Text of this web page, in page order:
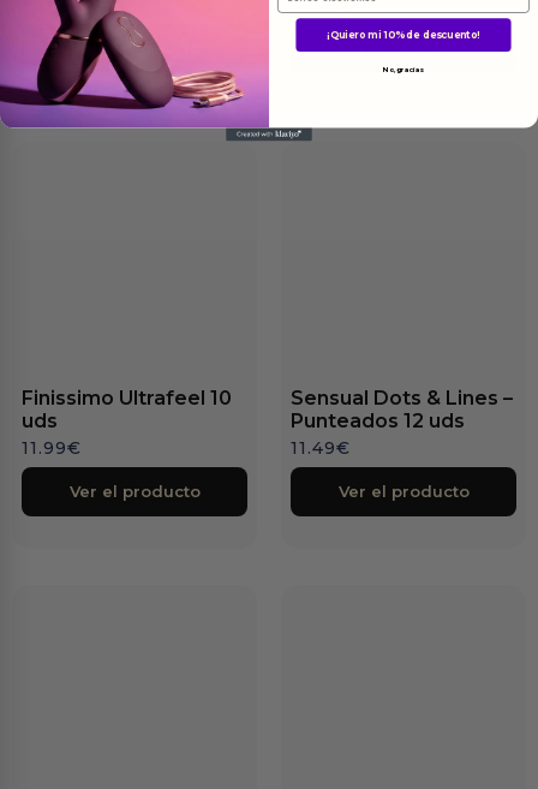
10.49€
Ver el producto
15.99€
Ver el producto
Finissimo Ultrafeel 10
uds
11.99€
Ver el producto
Sensual Dots & Lines –
Punteados 12 uds
11.49€
Ver el producto